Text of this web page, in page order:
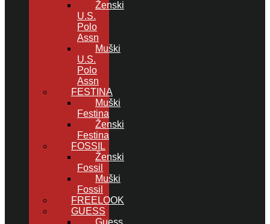
Ženski
U.S.
Polo
Assn
Muški
U.S.
Polo
Assn
FESTINA
Muški
Festina
Ženski
Festina
FOSSIL
Ženski
Fossil
Muški
Fossil
FREELOOK
GUESS
Guess